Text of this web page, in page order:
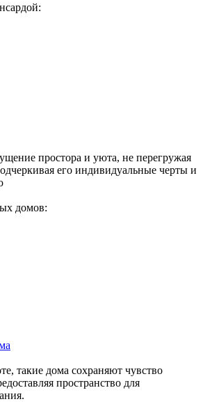
простора и уюта, не перегружая
его индивидуальные черты и
домов:
такие дома сохраняют чувство
пространство для